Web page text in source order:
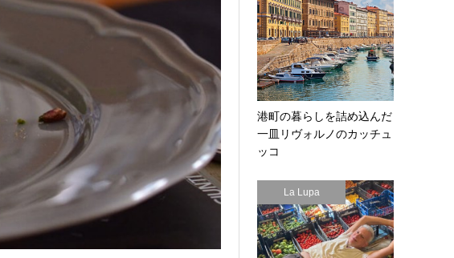
港町の暮らしを詰め込んだ
一皿リヴォルノのカッチュ
ッコ
La Lupa